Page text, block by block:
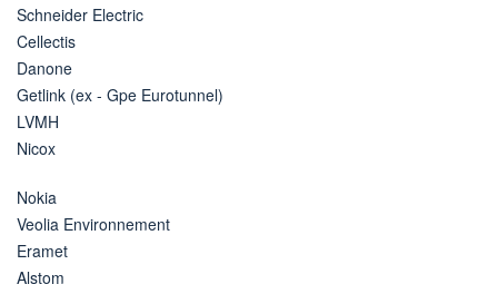
Schneider Electric
Cellectis
Danone
Getlink (ex - Gpe Eurotunnel)
LVMH
Nicox
Nokia
Veolia Environnement
Eramet
Alstom